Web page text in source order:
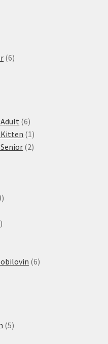
66
66
produktů
Kitten 1 1
produkt
22
13
10
66
55